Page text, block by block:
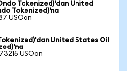
Tokenized)'dan United
Tokenized)'na
USOon
United States Oil
USOon